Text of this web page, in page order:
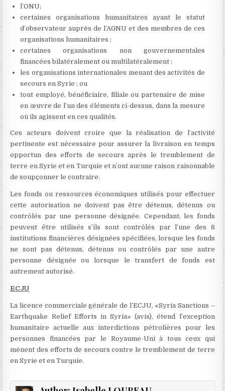
l’ONU;
certaines organisations humanitaires ayant le statut
d’observateur auprès de l’AGNU et des membres de ces
organisations humanitaires ;
certaines organisations non gouvernementales
financées bilatéralement ou multilatéralement ;
les organisations internationales menant des activités de
secours en Syrie ; ou
tout employé, bénéficiaire, filiale ou partenaire de mise
en œuvre de l’un des éléments ci-dessus, dans la mesure
où ils agissent en ces qualités.
Ces acteurs doivent croire que la réalisation de l’activité
pertinente est nécessaire pour assurer la livraison en temps
opportun des efforts de secours après le tremblement de
terre en Syrie et en Turquie et n’ont aucune raison raisonnable
de soupçonner le contraire.
Les fonds ou ressources économiques utilisés pour effectuer
cette autorisation ne doivent pas être détenus, détenus ou
contrôlés par une personne désignée. Cependant, les fonds
peuvent être utilisés s’ils sont contrôlés par l’une des 8
institutions financières désignées spécifiées, lorsque les fonds
ne sont pas détenus, détenus ou contrôlés par une autre
personne désignée ou lorsque le transfert de fonds est
autrement autorisé.
ECJU
La licence commerciale générale de l’ECJU, «Syria Sanctions –
Earthquake Relief Efforts in Syria» (avis), étend l’exception
humanitaire actuelle aux interdictions pétrolières pour les
personnes financées par le Royaume-Uni à tous ceux qui
mènent des efforts de secours contre le tremblement de terre
en Syrie et en Turquie.